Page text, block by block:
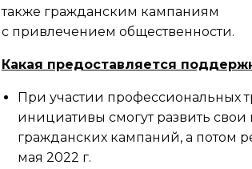
также гражданским кампаниям
с привлечением общественности.
Какая предоставляется
При участии профессиональных
инициативы смогут развить
гражданских кампаний, а потом
мая 2022 г.